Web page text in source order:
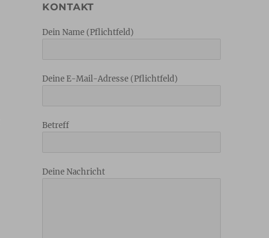
KONTAKT
Dein Name (Pflichtfeld)
Deine E-Mail-Adresse (Pflichtfeld)
Betreff
Deine Nachricht